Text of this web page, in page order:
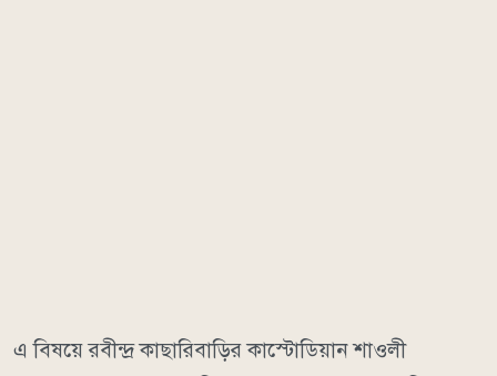
এ বিষয়ে রবীন্দ্র কাছারিবাড়ির কাস্টোডিয়ান শাওলী